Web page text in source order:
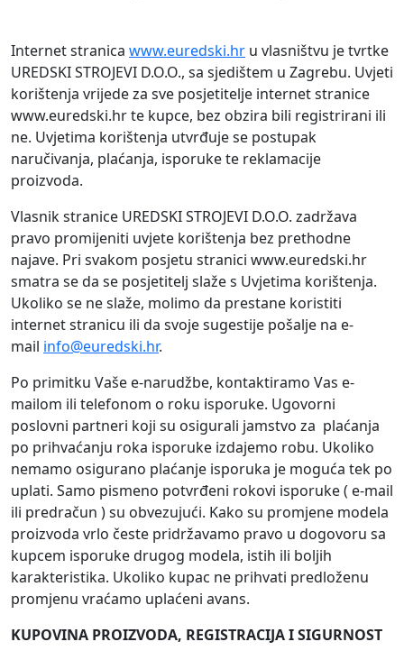
Internet stranica www.euredski.hr u vlasništvu je tvrtke
UREDSKI STROJEVI D.O.O., sa sjedištem u Zagrebu. Uvjeti
korištenja vrijede za sve posjetitelje internet stranice
www.euredski.hr te kupce, bez obzira bili registrirani ili
ne. Uvjetima korištenja utvrđuje se postupak
naručivanja, plaćanja, isporuke te reklamacije
proizvoda.
Vlasnik stranice UREDSKI STROJEVI D.O.O. zadržava
pravo promijeniti uvjete korištenja bez prethodne
najave. Pri svakom posjetu stranici www.euredski.hr
smatra se da se posjetitelj slaže s Uvjetima korištenja.
Ukoliko se ne slaže, molimo da prestane koristiti
internet stranicu ili da svoje sugestije pošalje na e-
mail info@euredski.hr.
Po primitku Vaše e-narudžbe, kontaktiramo Vas e-
mailom ili telefonom o roku isporuke. Ugovorni
poslovni partneri koji su osigurali jamstvo za plaćanja
po prihvaćanju roka isporuke izdajemo robu. Ukoliko
nemamo osigurano plaćanje isporuka je moguća tek po
uplati. Samo pismeno potvrđeni rokovi isporuke ( e-mail
ili predračun ) su obvezujući. Kako su promjene modela
proizvoda vrlo česte pridržavamo pravo u dogovoru sa
kupcem isporuke drugog modela, istih ili boljih
karakteristika. Ukoliko kupac ne prihvati predloženu
promjenu vraćamo uplaćeni avans.
KUPOVINA PROIZVODA, REGISTRACIJA I SIGURNOST